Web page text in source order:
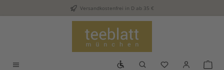
Zum Hauptinhalt springenVersandkostenfrei in D ab 35 €
Werkzeugleiste anzeigen
Du hast 0